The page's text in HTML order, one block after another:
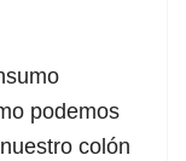
podemos
colón